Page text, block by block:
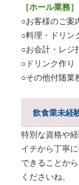
［ホール業務］
○お客様のご案
○料理・ドリン
○お会計・レジ
○ドリンク作り
○その他付随業
飲食業未経
特別な資格や
イチから丁寧
できることか
くださいね。